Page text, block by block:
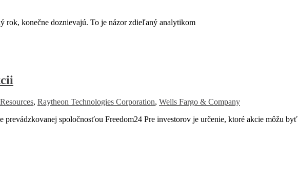
rok, konečne doznievajú. To je názor zdieľaný analytikom
, Raytheon Technologies Corporation, Wells Fargo & Company
spoločnosťou Freedom24 Pre investorov je určenie, ktoré akcie môžu byť